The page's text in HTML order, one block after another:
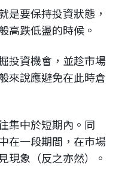
是要保持投資狀態，
高跌低盪的時候。
投資機會，並趁市場
來說應避免在此時倉
集中於短期內。同
在一段期間，在市場
現象（反之亦然）。